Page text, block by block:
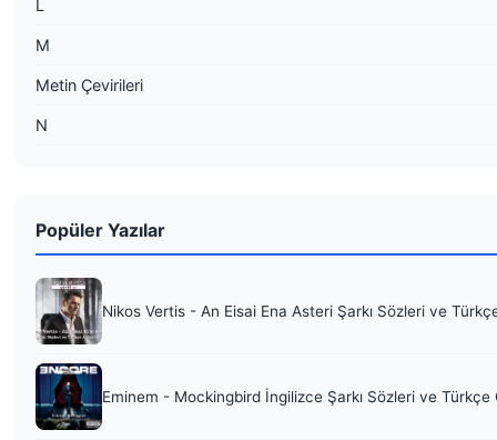
L
M
Metin Çevirileri
N
Popüler Yazılar
Nikos Vertis - An Eisai Ena Asteri Şarkı Sözleri ve
Eminem - Mockingbird İngilizce Şarkı Sözleri ve Türkçe